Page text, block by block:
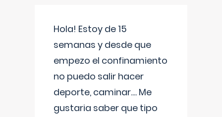
Hola! Estoy de 15
semanas y desde que
empezo el confinamiento
no puedo salir hacer
deporte, caminar.... Me
gustaria saber que tipo